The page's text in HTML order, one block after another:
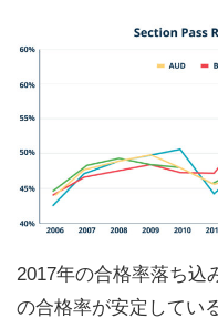
2017年の合格率落ち込
の合格率が安定してい